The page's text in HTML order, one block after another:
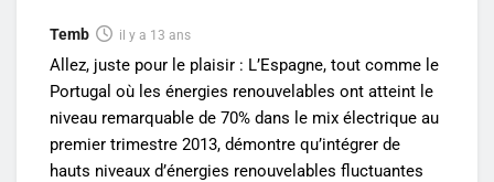
Temb il y a 13 ans
Allez, juste pour le plaisir : L’Espagne, tout comme le
Portugal où les énergies renouvelables ont atteint le
niveau remarquable de 70% dans le mix électrique au
premier trimestre 2013, démontre qu’intégrer de
hauts niveaux d’énergies renouvelables fluctuantes